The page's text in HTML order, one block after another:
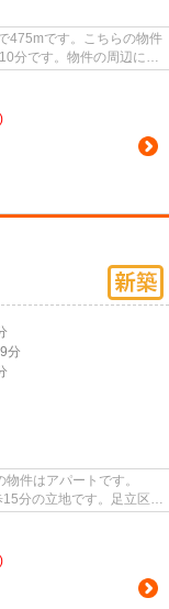
475mです。こちらの物件
分です。物件の周辺に駅
分
件はアパートです。
分の立地です。足立区エ